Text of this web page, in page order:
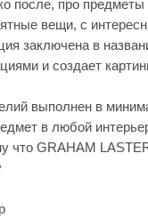
после, про
вещи, с
заключена в
и создает
выполнен в
в любой
что GRAHAM